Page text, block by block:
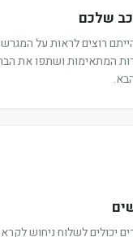
שלכם
רוצים לראות על
המתאימות ושתפו את
יכולים לשלוח ניחוש